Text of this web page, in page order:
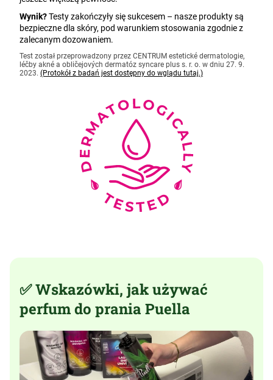
Wynik?Testy zakończyły się sukcesem – nasze produkty są
bezpieczne dla skóry, pod warunkiem stosowania zgodnie z
zalecanym dozowaniem.
Test został przeprowadzony przez CENTRUM estetické dermatologie,
léčby akné a obličejových dermatóz syncare plus s. r. o. w dniu 27. 9.
2023. (Protokół z badań jest dostępny do wglądu tutaj.)
✅ Wskazówki, jak używać
perfum do prania Puella